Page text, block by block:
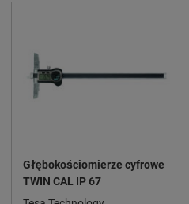
Głębokościomierze cyfrowe
TWIN CAL IP 67